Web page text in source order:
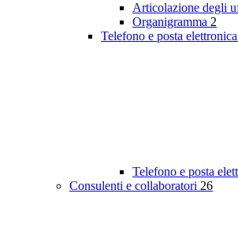
Articolazione degli
Organigramma 2
Telefono e posta elettronica
Telefono e posta
Consulenti e collaboratori 26